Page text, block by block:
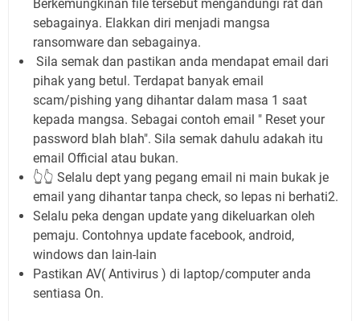
Berkemungkinan file tersebut mengandungi rat dan
sebagainya. Elakkan diri menjadi mangsa
ransomware dan sebagainya.
Sila semak dan pastikan anda mendapat email dari
pihak yang betul. Terdapat banyak email
scam/pishing yang dihantar dalam masa 1 saat
kepada mangsa. Sebagai contoh email " Reset your
password blah blah". Sila semak dahulu adakah itu
email Official atau bukan.
👆👆 Selalu dept yang pegang email ni main bukak je
email yang dihantar tanpa check, so lepas ni berhati2.
Selalu peka dengan update yang dikeluarkan oleh
pemaju. Contohnya update facebook, android,
windows dan lain-lain
Pastikan AV( Antivirus ) di laptop/computer anda
sentiasa On.